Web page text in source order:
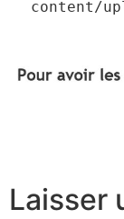
content/
Laisser